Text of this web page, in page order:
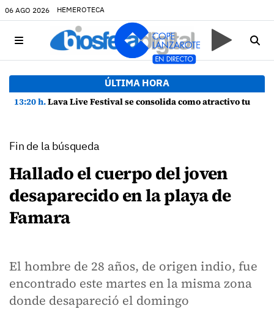
06 AGO 2026 HEMEROTECA
ÚLTIMA HORA
13:20 h.Lava Live Festival se consolida como atractivo turístico y agente dinamizador de la economía de Lanzarote
Fin de la búsqueda
Hallado el cuerpo del joven
desaparecido en la playa de
Famara
El hombre de 28 años, de origen indio, fue
encontrado este martes en la misma zona
donde desapareció el domingo